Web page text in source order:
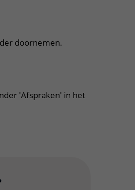
doornemen.
'Afspraken' in het